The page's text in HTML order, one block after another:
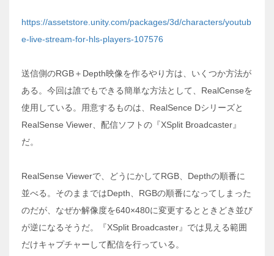
https://assetstore.unity.com/packages/3d/characters/youtub
e-live-stream-for-hls-players-107576
送信側のRGB＋Depth映像を作るやり方は、いくつか方法が
ある。今回は誰でもできる簡単な方法として、RealCenseを
使用している。用意するものは、RealSence Dシリーズと
RealSense Viewer、配信ソフトの『XSplit Broadcaster』
だ。
RealSense Viewerで、どうにかしてRGB、Depthの順番に
並べる。そのままではDepth、RGBの順番になってしまった
のだが、なぜか解像度を640×480に変更するとときどき並び
が逆になるそうだ。『XSplit Broadcaster』では見える範囲
だけキャプチャーして配信を行っている。